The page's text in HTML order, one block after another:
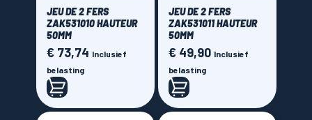
JEU DE 2 FERS
ZAK531010 HAUTEUR
50MM
Prijs
€ 73,74 Inclusief
belasting
JEU DE 2 FERS
ZAK531011 HAUTEUR
50MM
Prijs
€ 49,90 Inclusief
belasting